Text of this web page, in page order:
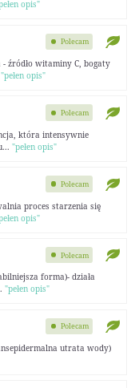
opis"
źródło witaminy C, bogaty
"pełen opis"
Polecam
która intensywnie
"pełen opis"
Polecam
proces starzenia się
opis"
Polecam
forma)- działa
"pełen opis"
Polecam
utrata wody)
Polecam